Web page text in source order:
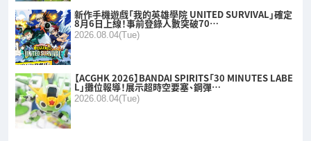
新作手機遊戲「我的英雄學院 UNITED SURVIVAL」確定
8月6日上線！事前登錄人數突破70…
2026.08.04(Tue)
【ACGHK 2026】BANDAI SPIRITS「30 MINUTES LABE
L」攤位報導！展示超時空要塞、鋼彈…
2026.08.04(Tue)